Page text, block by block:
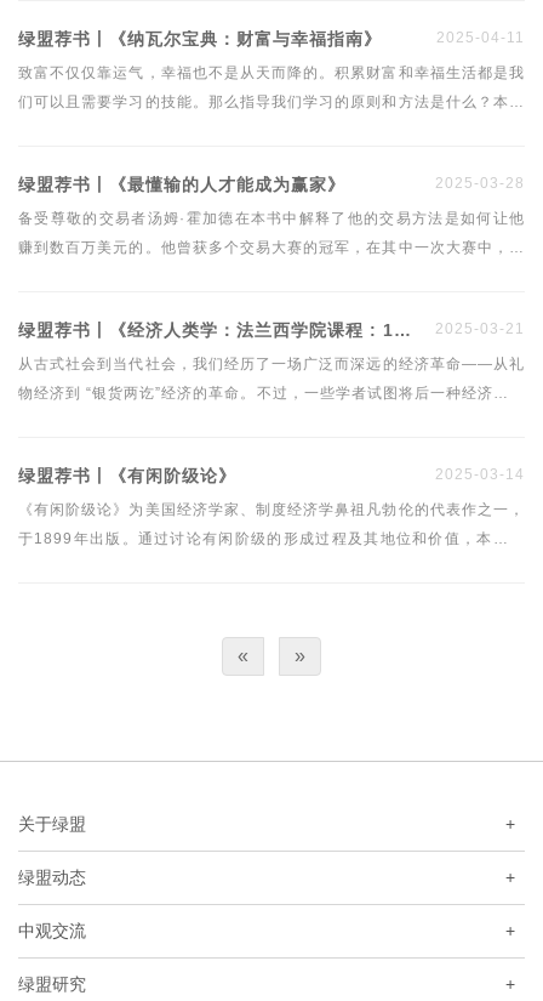
绿盟荐书丨《纳瓦尔宝典：财富与幸福指南》 2025-04-11
致富不仅仅靠运气，幸福也不是从天而降的。积累财富和幸福生活都是我
们可以且需要学习的技能。那么指导我们学习的原则和方法是什么？本书
绿盟荐书丨《最懂输的人才能成为赢家》 2025-03-28
备受尊敬的交易者汤姆·霍加德在本书中解释了他的交易方法是如何让他
赚到数百万美元的。他曾获多个交易大赛的冠军，在其中一次大赛中，他
敞口需要不同寻常的思维。
绿盟荐书丨《经济人类学：法兰西学院课程 : 1992—1993》 2025-03-21
从古式社会到当代社会，我们经历了一场广泛而深远的经济革命——从礼
物经济到 “银货两讫”经济的革命。不过，一些学者试图将后一种经济模式
绿盟荐书丨《有闲阶级论》 2025-03-14
《有闲阶级论》为美国经济学家、制度经济学鼻祖凡勃伦的代表作之一，
于1899年出版。通过讨论有闲阶级的形成过程及其地位和价值，本书将
« »
关于绿盟 +
绿盟动态 +
中观交流 +
绿盟研究 +